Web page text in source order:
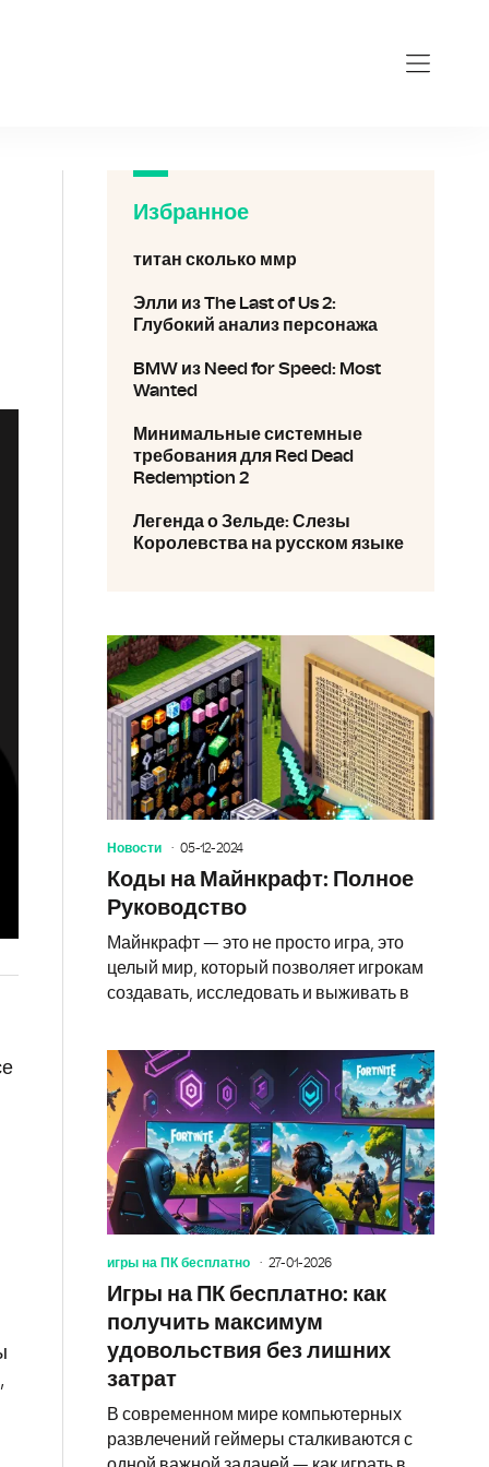
Избранное
титан сколько ммр
Элли из The Last of Us 2:
Глубокий анализ персонажа
BMW из Need for Speed: Most
Wanted
Минимальные системные
требования для Red Dead
Redemption 2
Легенда о Зельде: Слезы
Королевства на русском языке
Новости 05-12-2024
Коды на Майнкрафт: Полное
Руководство
Майнкрафт — это не просто игра, это
целый мир, который позволяет игрокам
создавать, исследовать и выживать в
игры на ПК бесплатно 27-01-2026
Игры на ПК бесплатно: как
получить максимум
удовольствия без лишних
затрат
В современном мире компьютерных
развлечений геймеры сталкиваются с